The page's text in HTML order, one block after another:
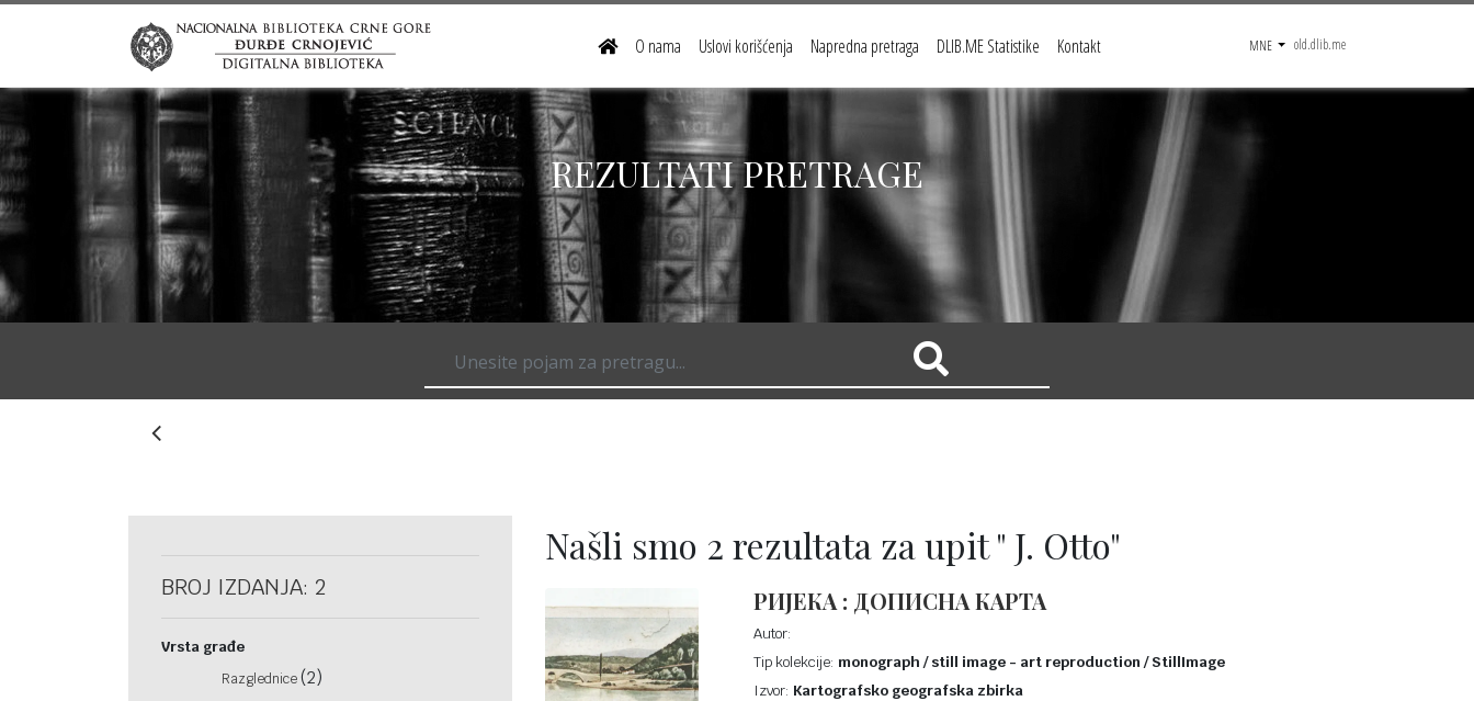
O nama Uslovi korišćenja Napredna pretraga DLIB.ME Statistike Kontakt MNE old.dlib.me
REZULTATI PRETRAGE
BROJ IZDANJA: 2
Vrsta građe
Razglednice(2)
Našli smo 2 rezultata za upit " J. Otto"
РИЈЕКА : ДОПИСНА КАРТА
Autor:
Tip kolekcije: monograph / still image - art reproduction / StillImage
Izvor: Kartografsko geografska zbirka